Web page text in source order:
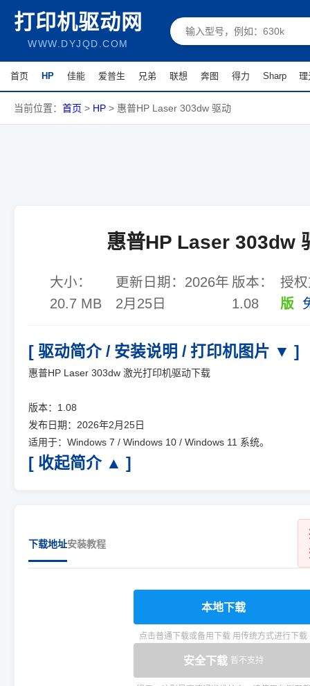
打印机驱动网
WWW.DYJQD.COM
首页 HP 佳能 爱普生 兄弟 联想 奔图 得力 Sharp 理
当前位置： 首页 > HP > 惠普HP Laser 303dw 驱动
惠普HP Laser 303dw
大小：
20.7 MB
更新日期： 2026年
2月25日
版本：
1.08
授
版
[ 驱动简介 / 安装说明 / 打印机图片 ▼ ]
惠普HP Laser 303dw 激光打印机驱动下载
版本：1.08
发布日期：2026年2月25日
适用于：Windows 7 / Windows 10 / Windows 11 系统。
[ 收起简介 ▲ ]
下载地址安装教程
本地下载
点击普通下载或备用下载 用传统方式进行下载
安全下载 暂不支持